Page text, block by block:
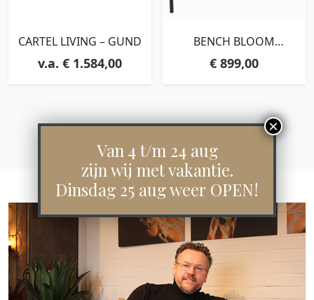
CARTEL LIVING – GUND
€1.584,00
BENCH BLOOM
POLARIS LIGHT GREY
€ 899,00
Van 4 t/m 24 aug
zijn wij met vakantie.
Dinsdag 25 aug weer OPEN!